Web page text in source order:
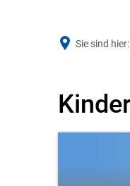
Sie sind hier: